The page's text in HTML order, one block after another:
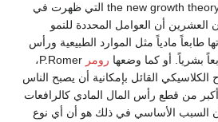
أكدت نظرية النمو الحديثة the new growth theory التي ظهرت في
العشرين أن العوامل المحددة للنمو
طابعاً مادياً مثل الموارد الطبيعية ورأس
بشرياً. أو كما وضعها رومر
P.Romer،
الكلاسيكي القائل بإمكانية أن يصبح الناس
من قطع رأس المال المادي كالرافعات
السبب الأساسي في ذلك هو أن أي نوع